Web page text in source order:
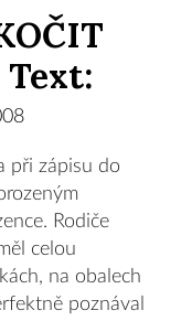
Text:
při zápisu do
Rodiče
celou
na obalech
poznával